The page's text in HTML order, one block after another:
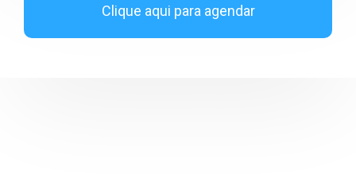
Clique aqui para agendar